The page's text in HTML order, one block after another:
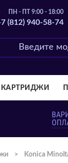
ПН - ПТ 9:00 - 18:00
(812) 940-58-74
> Konica